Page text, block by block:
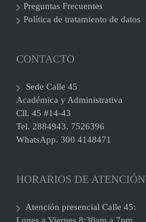
Preguntas Frecuentes
Política de tratamiento de datos
CONTACTO
Sede Calle 45
Académica y Administrativa
Cll. 45 #14-43
Tel. 2884943. 7526396
WhatsApp. 300 4148471
HORARIOS DE ATENCIÓN
Atención presencial Calle 45: